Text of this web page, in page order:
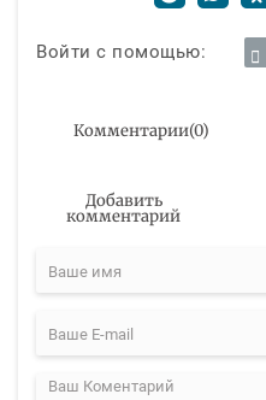
Войти с помощью:
Комментарии(0)
Добавить
комментарий